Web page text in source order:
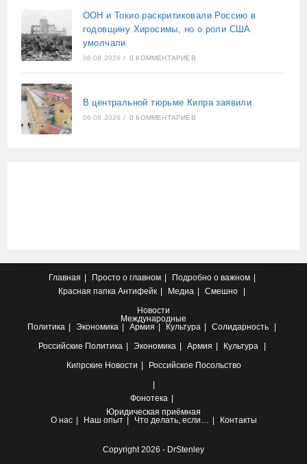
ООН и Токио раскритиковали Россию в
годовщину Хиросимы, но о роли США
умолчали
06.08.2026 / 0 КОММЕНТАРИЕВ
В центральной тюрьме Кипра заявили
06.08.2026 / 0 КОММЕНТАРИЕВ
Главная Просто о главном
Подробно о важном
Красная папка Антифейк Медиа
Смешно
Новости
Международные
Политика
Экономика Армия Культура
Солидарность
Российские Политика Экономика Армия
Культура
Кипрские Новости Российское Посольство
Фонотека
Юридическая приёмная
О нас
Наш опыт Что делать, если… Контакты
Copyright 2026 - DrStenley